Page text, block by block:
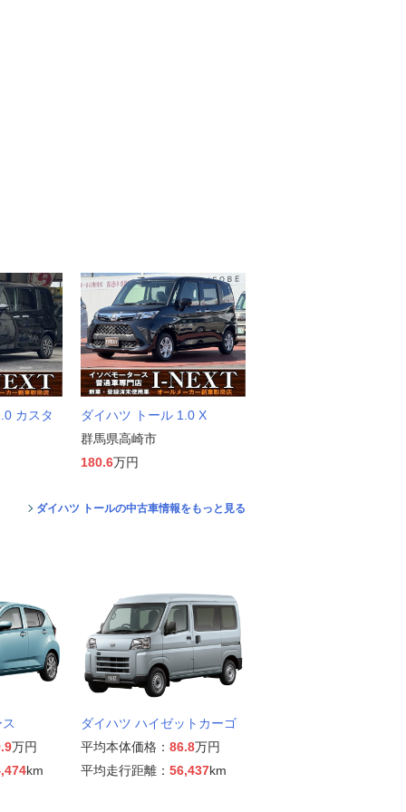
カスタ
ダイハツ トール 1.0 X
群馬県高崎市
180.6万円
ダイハツ トールの中古車情報をもっと見る
万円
km
ダイハツ ハイゼットカーゴ
平均本体価格： 86.8万円
平均走行距離： 56,437km